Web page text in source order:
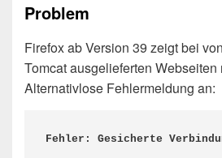
Problem
Firefox ab Version 39 zeigt bei
Tomcat ausgelieferten
Alternativlose Fehlermeldung an:
Fehler: Gesicherte